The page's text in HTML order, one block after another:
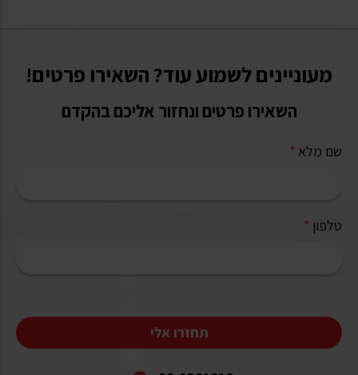
מעוניינים לשמוע עוד? השאירו פרטים!
השאירו פרטים ונחזור אליכם בהקדם
שם מלא *
טלפון *
תחזרו אלי